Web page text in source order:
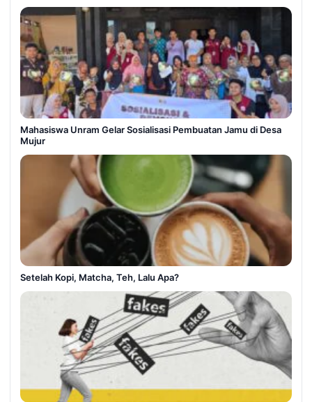
Mahasiswa Unram Gelar Sosialisasi Pembuatan Jamu di Desa
Mujur
Setelah Kopi, Matcha, Teh, Lalu Apa?